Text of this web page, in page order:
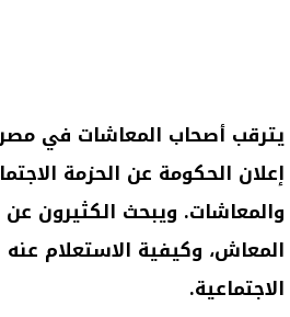
إعلان الحكومة عن الحزمة
والمعاشات. ويبحث الكثيرون
المعاش، وكيفية الاستعلام عنه
الاجتماعية.